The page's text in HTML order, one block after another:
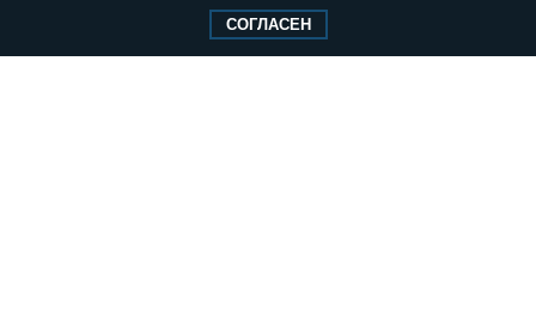
Свидетельство о регистрации Эл № ФС77-
СОГЛАСЕН